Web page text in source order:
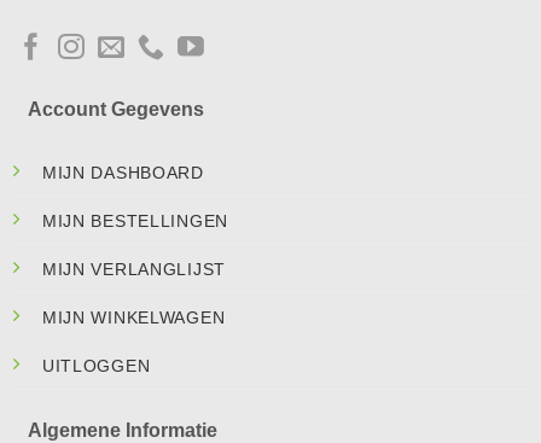
Account Gegevens
MIJN DASHBOARD
MIJN BESTELLINGEN
MIJN VERLANGLIJST
MIJN WINKELWAGEN
UITLOGGEN
Algemene Informatie